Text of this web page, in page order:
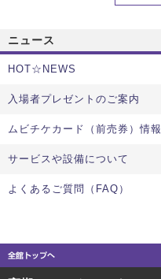
ニュース
HOT☆NEWS
入場者プレゼントのご案内
ムビチケカード（前売券）情報
サービスや設備について
よくあるご質問（FAQ）